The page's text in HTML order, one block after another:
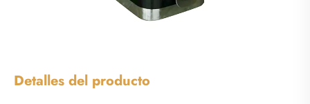
Detalles del producto